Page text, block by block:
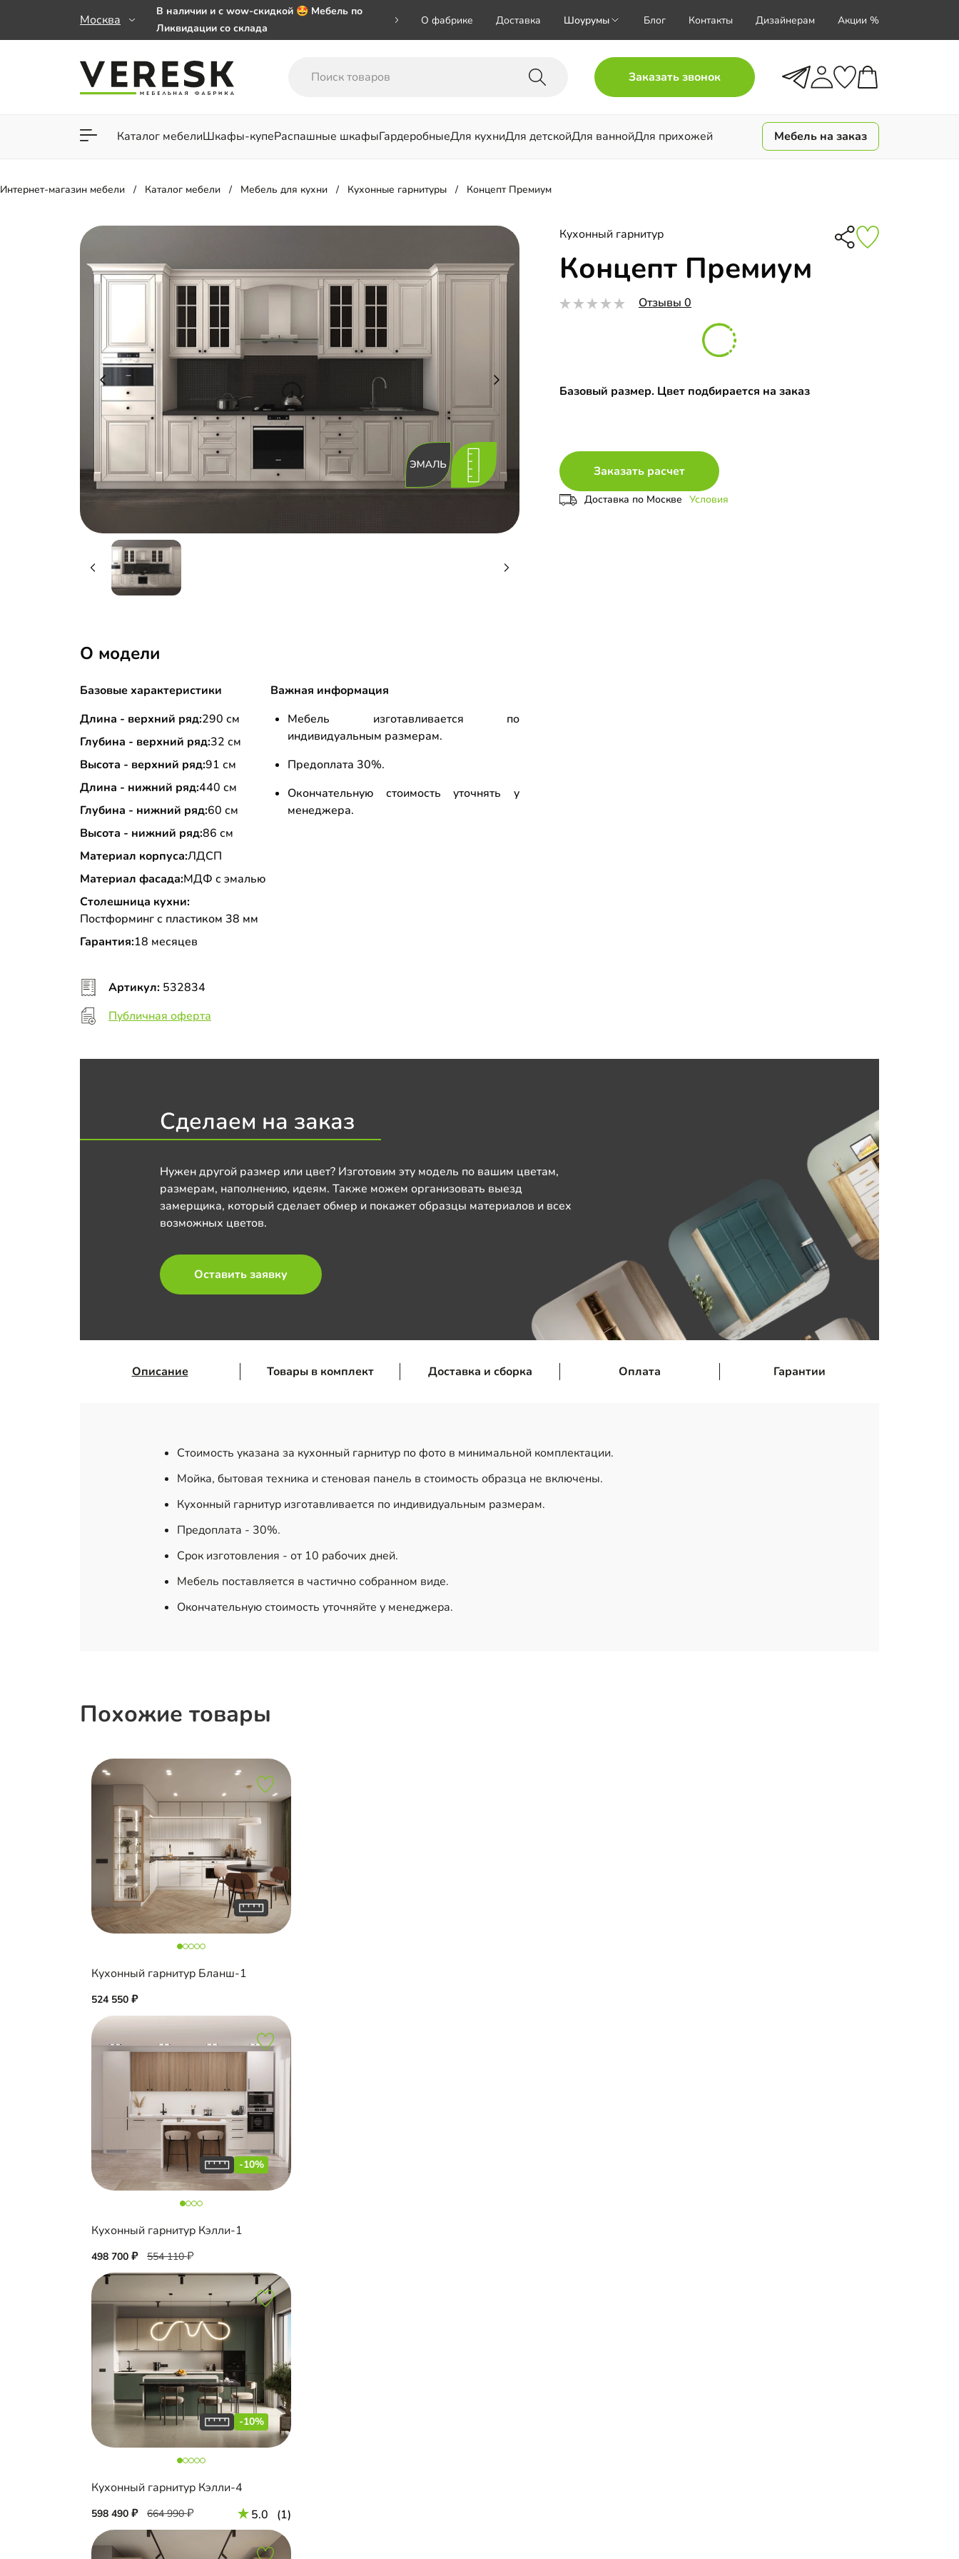
Москва
В наличии и с wow-скидкой 🤩 Мебель по
Ликвидации со склада
заказе от 50 000 ₽
Важно! Наш Whatsapp переехал на номер
О фабрике Доставка Шоурумы Блог Контакты Дизайнерам Акции %
Заказать звонок
Каталог мебелиШкафы-купеРаспашные шкафыГардеробныеДля кухниДля детскойДля ваннойДля прихожей
Для гостиной Для спальни
Мебель на заказ
Интернет-магазин мебели Каталог мебели Мебель для кухни Кухонные гарнитуры Концепт Премиум
Кухонный гарнитур
Концепт Премиум
Отзывы 0
Базовый размер. Цвет подбирается на заказ
Заказать расчет
Доставка по Москве Условия
О модели
Базовые характеристики
Длина - верхний ряд:290 см
Глубина - верхний ряд:32 см
Высота - верхний ряд:91 см
Длина - нижний ряд:440 см
Глубина - нижний ряд:60 см
Высота - нижний ряд:86 см
Материал корпуса:ЛДСП
Материал фасада:МДФ с эмалью
Столешница кухни:
Постформинг с пластиком 38 мм
Гарантия:18 месяцев
Важная информация
Мебель изготавливается по
индивидуальным размерам.
Предоплата 30%.
Окончательную стоимость уточнять у
менеджера.
Артикул: 532834
Публичная оферта
Сделаем на заказ
Нужен другой размер или цвет? Изготовим эту модель по вашим цветам,
размерам, наполнению, идеям. Также можем организовать выезд
замерщика, который сделает обмер и покажет образцы материалов и всех
возможных цветов.
Оставить заявку
Описание Товары в комплект Доставка и сборка Оплата Гарантии
Стоимость указана за кухонный гарнитур по фото в минимальной комплектации.
Мойка, бытовая техника и стеновая панель в стоимость образца не включены.
Кухонный гарнитур изготавливается по индивидуальным размерам.
Предоплата - 30%.
Срок изготовления - от 10 рабочих дней.
Мебель поставляется в частично собранном виде.
Окончательную стоимость уточняйте у менеджера.
Похожие товары
Кухонный гарнитур Бланш-1
524 550
-10%
Кухонный гарнитур Кэлли-1
498 700 554 110
-10%
Кухонный гарнитур Кэлли-4
598 490 664 990 5.0 (1)